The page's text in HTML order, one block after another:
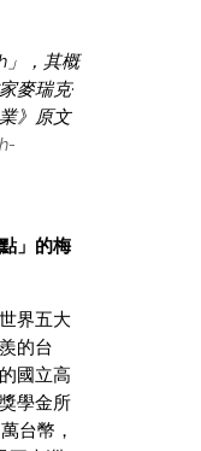
」，其概
麥瑞克·
》原文
」的梅
界五大
的台
國立高
學金所
台幣，